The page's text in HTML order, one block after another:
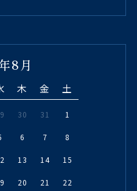
8月
木 金 土
30 31 1
6 7 8
13 14 15
20 21 22